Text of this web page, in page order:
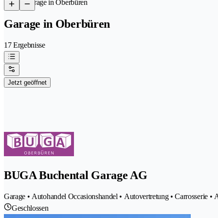
/Garage in Oberbüren
Garage in Oberbüren
17 Ergebnisse
Jetzt geöffnet
BUGA Buchental Garage AG
Garage • Autohandel Occasionshandel • Autovertretung • Carrosserie •
Geschlossen